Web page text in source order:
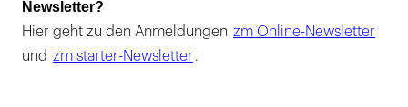
Newsletter?
Hier geht zu den Anmeldungen zm Online-Newsletter
und zm starter-Newsletter .